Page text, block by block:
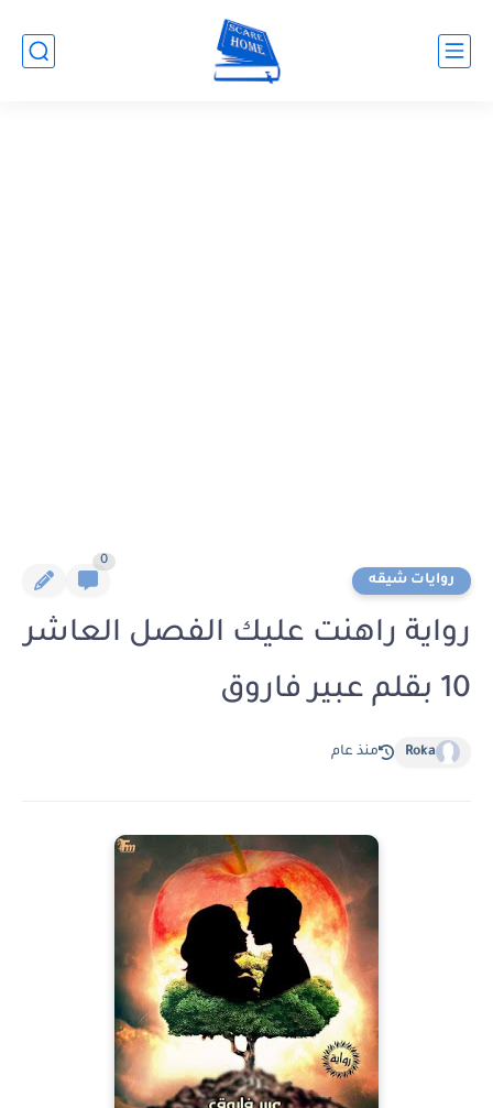
روايات شيقه
0
رواية راهنت عليك الفصل العاشر
10 بقلم عبير فاروق
Roka منذ عام